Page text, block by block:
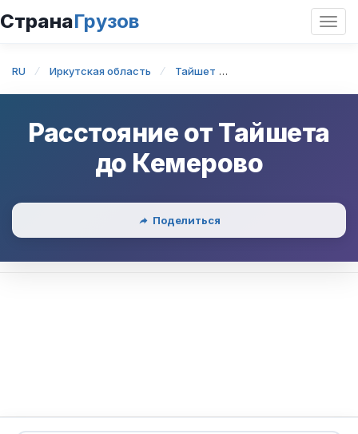
СтранаГрузов
RU Иркутская область Тайшет
Расстояние от Тайшета
до Кемерово
Поделиться